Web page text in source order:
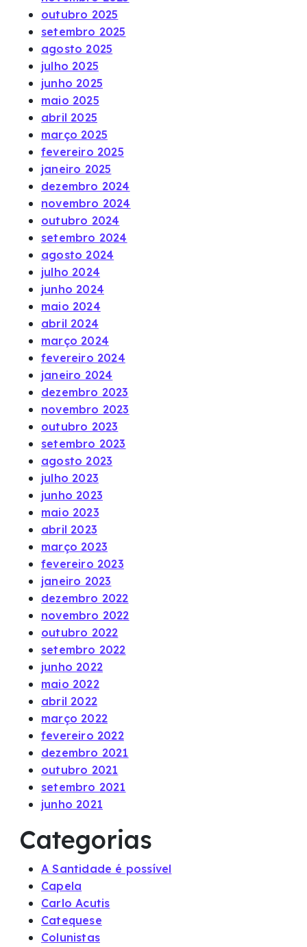
outubro 2025
setembro 2025
agosto 2025
julho 2025
junho 2025
maio 2025
abril 2025
março 2025
fevereiro 2025
janeiro 2025
dezembro 2024
novembro 2024
outubro 2024
setembro 2024
agosto 2024
julho 2024
junho 2024
maio 2024
abril 2024
março 2024
fevereiro 2024
janeiro 2024
dezembro 2023
novembro 2023
outubro 2023
setembro 2023
agosto 2023
julho 2023
junho 2023
maio 2023
abril 2023
março 2023
fevereiro 2023
janeiro 2023
dezembro 2022
novembro 2022
outubro 2022
setembro 2022
junho 2022
maio 2022
abril 2022
março 2022
fevereiro 2022
dezembro 2021
outubro 2021
setembro 2021
junho 2021
Categorias
A Santidade é possível
Capela
Carlo Acutis
Catequese
Colunistas